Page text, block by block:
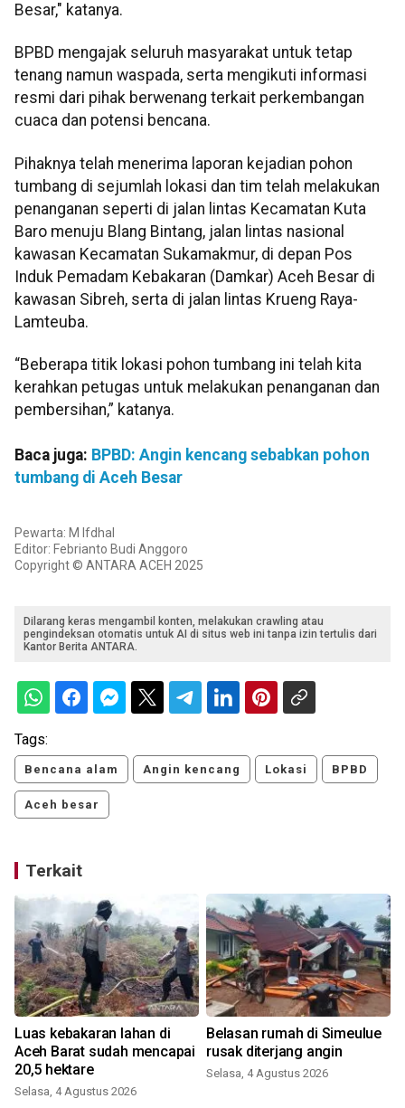
Besar," katanya.
BPBD mengajak seluruh masyarakat untuk tetap
tenang namun waspada, serta mengikuti informasi
resmi dari pihak berwenang terkait perkembangan
cuaca dan potensi bencana.
Pihaknya telah menerima laporan kejadian pohon
tumbang di sejumlah lokasi dan tim telah melakukan
penanganan seperti di jalan lintas Kecamatan Kuta
Baro menuju Blang Bintang, jalan lintas nasional
kawasan Kecamatan Sukamakmur, di depan Pos
Induk Pemadam Kebakaran (Damkar) Aceh Besar di
kawasan Sibreh, serta di jalan lintas Krueng Raya-
Lamteuba.
“Beberapa titik lokasi pohon tumbang ini telah kita
kerahkan petugas untuk melakukan penanganan dan
pembersihan,” katanya.
Baca juga: BPBD: Angin kencang sebabkan pohon
tumbang di Aceh Besar
Pewarta: M Ifdhal
Editor: Febrianto Budi Anggoro
Copyright © ANTARA ACEH 2025
Dilarang keras mengambil konten, melakukan crawling atau
pengindeksan otomatis untuk AI di situs web ini tanpa izin tertulis dari
Kantor Berita ANTARA.
Tags:
Bencana alam Angin kencang Lokasi BPBD
Aceh besar
Terkait
Luas kebakaran lahan di
Aceh Barat sudah mencapai
20,5 hektare
Selasa, 4 Agustus 2026
Belasan rumah di Simeulue
rusak diterjang angin
Selasa, 4 Agustus 2026